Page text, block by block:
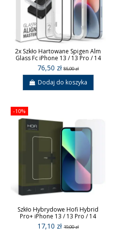
2x Szkło Hartowane Spigen Alm
Glass Fc iPhone 13 / 13 Pro / 14
76,50 zł85,00 zł
Dodaj do koszyka
-10%
Szkło Hybrydowe Hofi Hybrid
Pro+ iPhone 13 / 13 Pro / 14
17,10 zł19,00 zł